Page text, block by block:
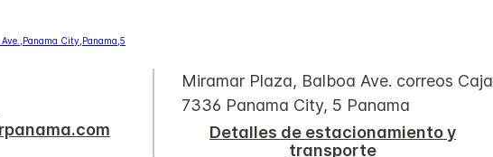
Miramar Plaza, Balboa Ave. correos Caja
7336 Panama City, 5 Panama
Detalles de estacionamiento y
transporte